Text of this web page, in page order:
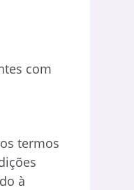
com
termos
à